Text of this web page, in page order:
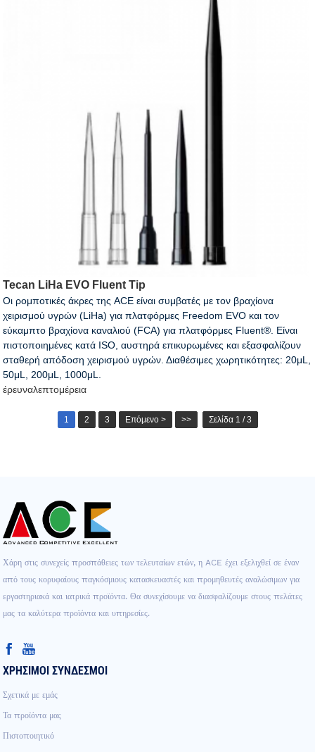
Tecan LiHa EVO Fluent Tip
Οι ρομποτικές άκρες της ACE είναι συμβατές με τον βραχίονα
χειρισμού υγρών (LiHa) για πλατφόρμες Freedom EVO και τον
εύκαμπτο βραχίονα καναλιού (FCA) για πλατφόρμες Fluent®. Είναι
πιστοποιημένες κατά ISO, αυστηρά επικυρωμένες και εξασφαλίζουν
σταθερή απόδοση χειρισμού υγρών. Διαθέσιμες χωρητικότητες: 20μL,
50μL, 200μL, 1000μL.
έρευναλεπτομέρεια
1 2 3 Επόμενο > >> Σελίδα 1 / 3
Χάρη στις συνεχείς προσπάθειες των τελευταίων ετών, η ACE έχει εξελιχθεί σε έναν
από τους κορυφαίους παγκόσμιους κατασκευαστές και προμηθευτές αναλώσιμων για
εργαστηριακά και ιατρικά προϊόντα. Θα συνεχίσουμε να διασφαλίζουμε στους πελάτες
μας τα καλύτερα προϊόντα και υπηρεσίες.
ΧΡΗΣΙΜΟΙ ΣΥΝΔΕΣΜΟΙ
Σχετικά με εμάς
Τα προϊόντα μας
Πιστοποιητικό